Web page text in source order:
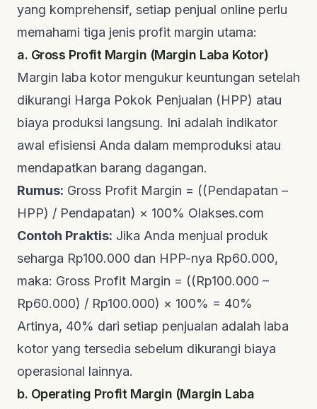
yang komprehensif, setiap penjual online perlu
memahami tiga jenis profit margin utama:
a. Gross Profit Margin (Margin Laba Kotor)
Margin laba kotor mengukur keuntungan setelah
dikurangi Harga Pokok Penjualan (HPP) atau
biaya produksi langsung. Ini adalah indikator
awal efisiensi Anda dalam memproduksi atau
mendapatkan barang dagangan.
Rumus: Gross Profit Margin = ((Pendapatan –
HPP) / Pendapatan) × 100% Olakses.com
Contoh Praktis: Jika Anda menjual produk
seharga Rp100.000 dan HPP-nya Rp60.000,
maka: Gross Profit Margin = ((Rp100.000 –
Rp60.000) / Rp100.000) × 100% = 40%
Artinya, 40% dari setiap penjualan adalah laba
kotor yang tersedia sebelum dikurangi biaya
operasional lainnya.
b. Operating Profit Margin (Margin Laba